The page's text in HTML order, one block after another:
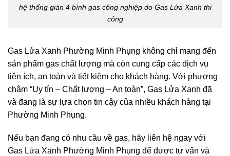
hệ thống giàn 4 bình gas công nghiệp do Gas Lửa Xanh thi
công
Gas Lửa Xanh Phường Minh Phụng không chỉ mang đến
sản phẩm gas chất lượng mà còn cung cấp các dịch vụ
tiện ích, an toàn và tiết kiệm cho khách hàng. Với phương
châm “Uy tín – Chất lượng – An toàn”, Gas Lửa Xanh đã
và đang là sự lựa chọn tin cậy của nhiều khách hàng tại
Phường Minh Phụng.
Nếu bạn đang có nhu cầu về gas, hãy liên hệ ngay với
Gas Lửa Xanh Phường Minh Phụng để được tư vấn và